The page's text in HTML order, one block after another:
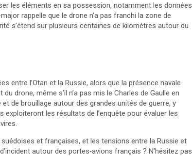
les éléments en sa possession, notamment les données
rappelle que le drone n’a pas franchi la zone de
s’étend sur plusieurs centaines de kilomètres autour du
entre l’Otan et la Russie, alors que la présence navale
drone, même s’il n’a pas mis le Charles de Gaulle en
de brouillage autour des grandes unités de guerre, y
les résultats de l’enquête pour évaluer les
et françaises, et les tensions entre la Russie et
autour des portes‑avions français ? N’hésitez pas